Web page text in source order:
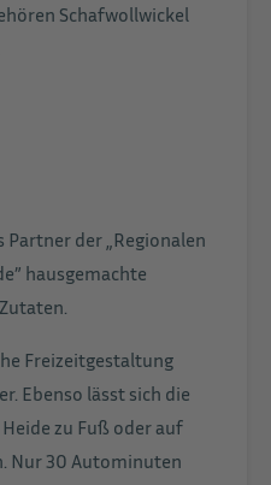
Schafwollwickel
Partner der „Regionalen
hausgemachte
Freizeitgestaltung
Ebenso lässt sich die
zu Fuß oder auf
Nur 30 Autominuten